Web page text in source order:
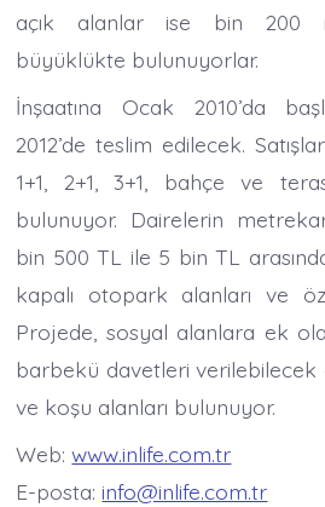
açık alanlar ise bin 200
büyüklükte bulunuyorlar.
İnşaatına Ocak 2010’da
2012’de teslim edilecek.
1+1, 2+1, 3+1, bahçe ve
bulunuyor. Dairelerin
bin 500 TL ile 5 bin TL
kapalı otopark alanları ve
Projede, sosyal alanlara ek
barbekü davetleri
ve koşu alanları bulunuyor.
Web:www.inlife.com.tr
E-posta:info@inlife.com.tr